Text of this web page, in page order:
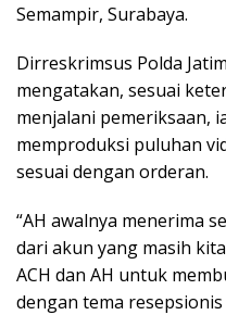
Semampir, Surabaya.
Dirreskrimsus Polda
mengatakan, sesuai
menjalani pemeriksaan,
memproduksi puluhan
sesuai dengan orderan.
“AH awalnya menerima
dari akun yang masih
ACH dan AH untuk
dengan tema resepsionis